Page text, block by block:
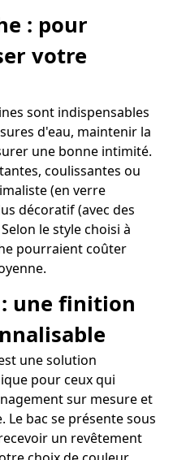
: pour
votre
sont indispensables
d'eau, maintenir la
une bonne intimité.
coulissantes ou
(en verre
décoratif (avec des
le style choisi à
pourraient coûter
: une finition
une solution
pour ceux qui
sur mesure et
bac se présente sous
un revêtement